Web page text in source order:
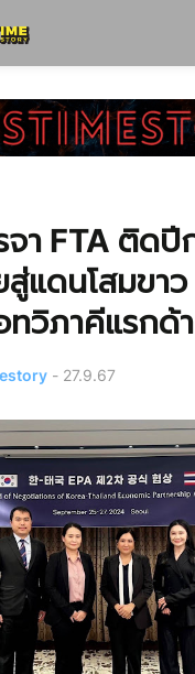
จา FTA ติดปี
สู่แดนโสมขา
ทวิภาคีแรกด้
- 27.9.67